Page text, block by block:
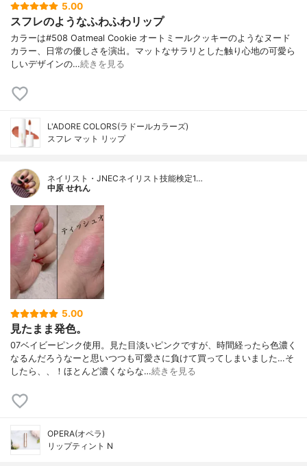
5.00
スフレのようなふわふわリップ
カラーは#508 Oatmeal Cookie オートミールクッキーのようなヌード
カラー、日常の優しさを演出。マットなサラリとした触り心地の可愛ら
しいデザインの…続きを見る
L'ADORE COLORS(ラドールカラーズ)
スフレ マット リップ
ネイリスト・JNECネイリスト技能検定1…
中原 せれん
5.00
見たまま発色。
07ベイビーピンク使用。見た目淡いピンクですが、時間経ったら色濃く
なるんだろうなーと思いつつも可愛さに負けて買ってしまいました…そ
したら、、！ほとんど濃くならな…続きを見る
OPERA(オペラ)
リップティント N